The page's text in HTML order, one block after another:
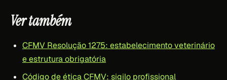
Ver também
CFMV Resolução 1275: estabelecimento veterinário
e estrutura obrigatória
Código de ética CFMV: sigilo profissional